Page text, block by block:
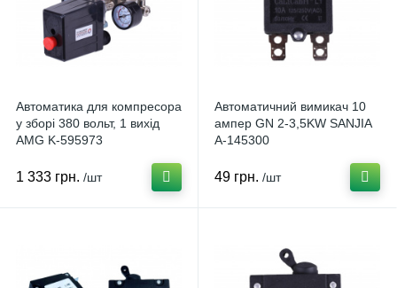
Автоматика для компресора
у зборі 380 вольт, 1 вихід
AMG K-595973
1 333 грн. /шт
Автоматичний вимикач 10
ампер GN 2-3,5KW SANJIA
A-145300
49 грн. /шт